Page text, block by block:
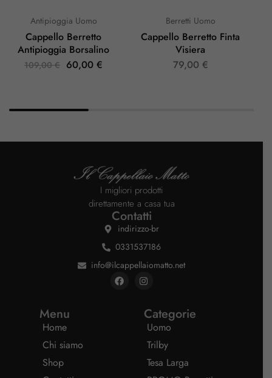
Antipioggia Uomo
Cappello Berretto
Antipioggia Borsalino
109,00€ 60,00 €
Berretti Uomo
Cappello Berretto Finta
Visiera
79,00 €
I migliori prodotti
direttamente a casa tua
Contatti
indirizzo-br
0331537186
info@ilcappellaiomatto.net
Menu
Home
Chi siamo
Shop
Categorie
Uomo
Trilby
Tesa Larga